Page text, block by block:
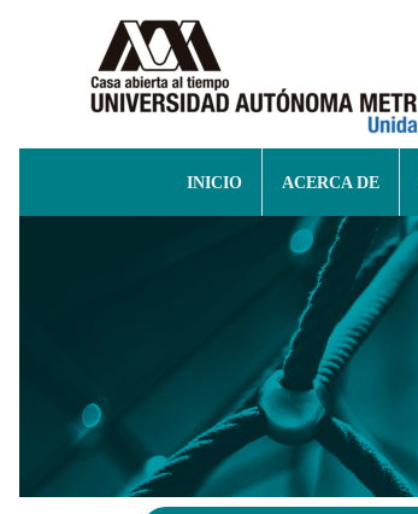
INICIO ACERCA DE